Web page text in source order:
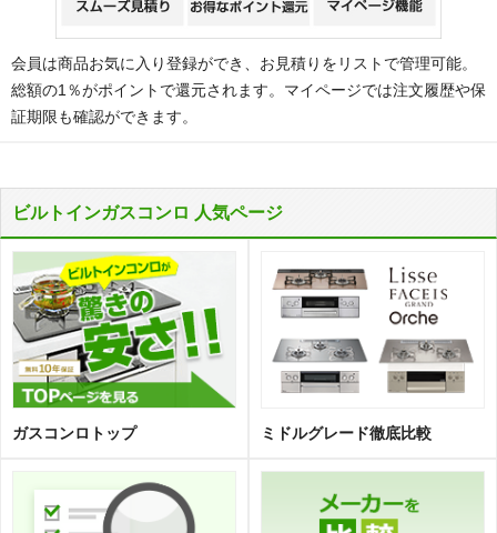
会員は商品お気に入り登録ができ、お見積りをリストで管理可能。
総額の1％がポイントで還元されます。マイページでは注文履歴や保
証期限も確認ができます。
ビルトインガスコンロ 人気ページ
ガスコンロトップ ミドルグレード徹底比較